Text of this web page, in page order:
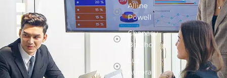
Alline
Powell
Chapaev
Bracho
Luz
Aurora